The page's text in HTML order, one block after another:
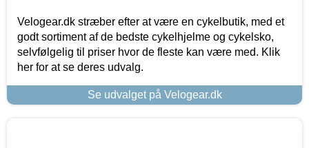
Velogear.dk stræber efter at være en cykelbutik, med et
godt sortiment af de bedste cykelhjelme og cykelsko,
selvfølgelig til priser hvor de fleste kan være med. Klik
her for at se deres udvalg.
Se udvalget på Velogear.dk